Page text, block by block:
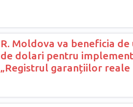
R. Moldova va beneficia
de dolari pentru
„Registrul garanțiilor reale